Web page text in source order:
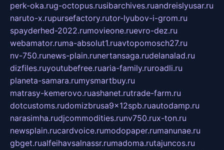
perk-oka.rug-octopus.rusibarchives.ruandreislyusar.ru
naruto-x.rupursefactory.rutor-lyubov-i-grom.ru
spayderhed-2022.rumovieone.ruevro-dez.ru
webamator.ruma-absolut1.ruavtopomosch27.ru
nv-750.runews-plain.runertansaga.rudelanalad.ru
dizfiles.ruyoutubefree.ruaria-family.ruroadli.ru
planeta-samara.rumysmartbuy.ru
matrasy-kemerovo.ruashanet.rutrade-farm.ru
dotcustoms.rudomizbrusa9x12spb.ruautodamp.ru
narasimha.rudjcommodities.runv750.rux-ton.ru
newsplain.rucardvoice.rumodopaper.rumanunae.ru
gbget.rualfeihavsalnassr.rumadoma.rutajuncos.ru